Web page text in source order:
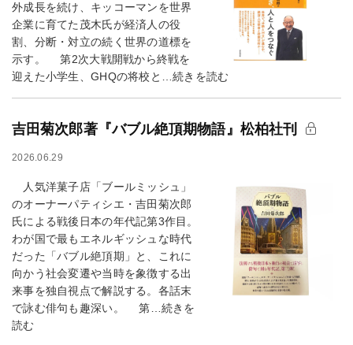
外成長を続け、キッコーマンを世界
企業に育てた茂木氏が経済人の役
割、分断・対立の続く世界の道標を
示す。 第2次大戦開戦から終戦を
迎えた小学生、GHQの将校と…続きを読む
吉田菊次郎著『バブル絶頂期物語』松柏社刊
2026.06.29
人気洋菓子店「ブールミッシュ」
のオーナーパティシエ・吉田菊次郎
氏による戦後日本の年代記第3作目。
わが国で最もエネルギッシュな時代
だった「バブル絶頂期」と、これに
向かう社会変遷や当時を象徴する出
来事を独自視点で解説する。各話末
で詠む俳句も趣深い。 第…続きを
読む